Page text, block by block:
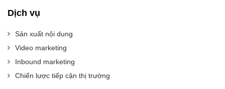
Dịch vụ
Sản xuất nội dung
Video marketing
Inbound marketing
Chiến lược tiếp cận thị trường